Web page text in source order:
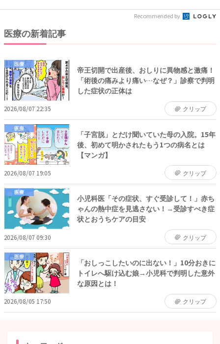
Recommended by
医療の新着記事
医療
帝王切開で出産後、おしりに異物感と激痛！
「術後の痛みより痛い…なぜ？」診察で判明
した症状の正体は
2026/08/07 22:35 クリップ
医療
「子宮脱」とだけ聞いていた母の入院。15年
後、初めて明かされたもう1つの病名とは
【マンガ】
2026/08/07 19:05 クリップ
医療
小児科医「その症状、すぐ受診して！」赤ち
ゃんの熱中症を見逃さない！→受診すべき症
状とおうちケアの目安
2026/08/07 09:30 クリップ
医療
「おしっこしたいのに出ない！」10分おきに
トイレへ駆け込む娘→小児科で判明した意外
な原因とは！
2026/08/05 17:50 クリップ